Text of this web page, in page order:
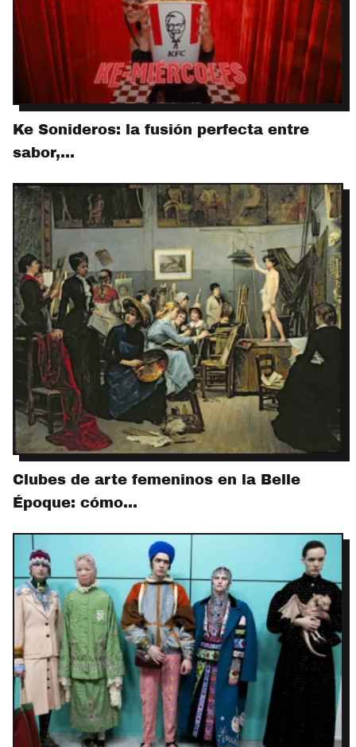
Ke Sonideros: la fusión perfecta entre
sabor,…
Clubes de arte femeninos en la Belle
Époque: cómo…